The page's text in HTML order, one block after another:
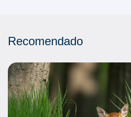
Recomendado